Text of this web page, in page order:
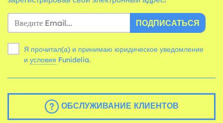
ПОДПИСАТЬСЯ
Я прочитал(а) и принимаю юридическое уведомление
и условия Funidelia.
ОБСЛУЖИВАНИЕ КЛИЕНТОВ